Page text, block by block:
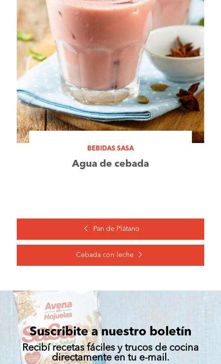
BEBIDAS SASA
Agua de cebada
Pan de Plátano
Cebada con leche
Suscribite a nuestro boletín
Recibí recetas fáciles y trucos de cocina
directamente en tu e-mail.